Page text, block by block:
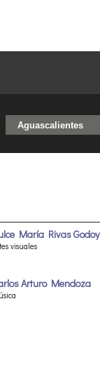
María Rivas Godoy
visuales
Arturo Mendoza